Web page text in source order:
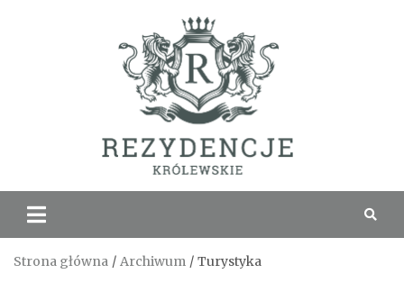
Strona główna Archiwum Turystyka